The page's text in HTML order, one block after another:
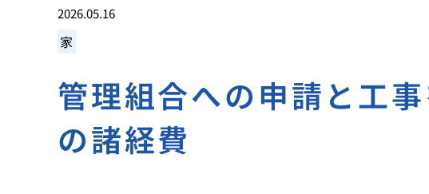
2026.05.16
家
管理組合への申請と工
の諸経費